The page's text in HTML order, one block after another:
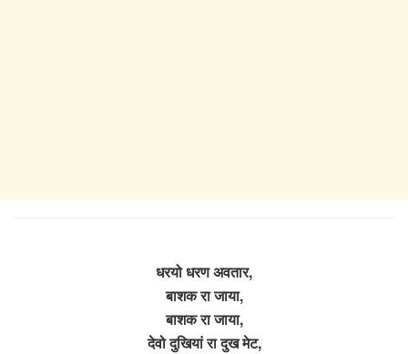
धरयो धरण अवतार,
बाशक रा जाया,
बाशक रा जाया,
देवो दुखियां रा दुख मेट,